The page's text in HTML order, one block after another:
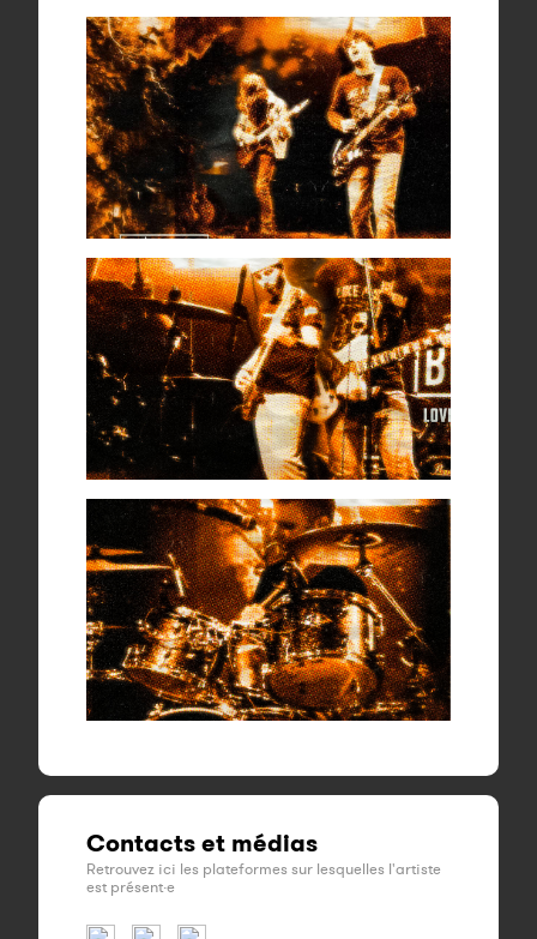
Contacts et médias
Retrouvez ici les plateformes sur lesquelles l'artiste
est présent·e